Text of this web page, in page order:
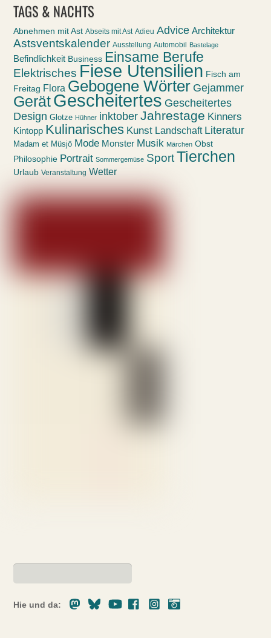
TAGS & NACHTS
Abnehmen mit Ast Abseits mit Ast Adieu Advice Architektur
Astsventskalender Ausstellung Automobil Bastelage
Befindlichkeit Business Einsame Berufe
Elektrisches Fiese Utensilien Fisch am
Freitag Flora Gebogene Wörter Gejammer
GerätGescheitertes Gescheitertes
Design Glotze Hühner inktober Jahrestage Kinners
Kintopp Kulinarisches Kunst Landschaft Literatur
Madam et Müsjö Mode Monster Musik Märchen Obst
Philosophie Portrait Sommergemüse SportTierchen
Urlaub Veranstaltung Wetter
Hie und da:
MastodonBlueskyYoutubeFacebookInstagram